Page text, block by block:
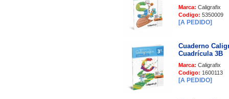
Marca: Caligrafix
Codigo: 5350009
[A PEDIDO]
Cuaderno
Cuadrícula 3B
Marca: Caligrafix
Codigo: 1600113
[A PEDIDO]